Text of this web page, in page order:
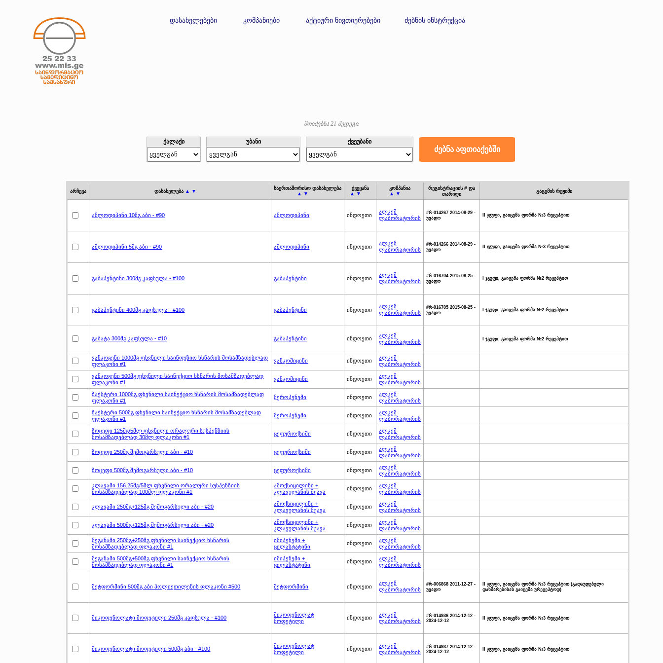
დასახელებები კომპანიები აქტიური ნივთიერებები ძებნის ინსტრუქცია
მოიძებნა 21 შედეგი.
ქალაქი უბანი ქვეუბანი
არჩევა დასახელება ▲ ▼
საერთაშორისო დასახელება
▲ ▼
ქვეყანა
▲ ▼
კომპანია
▲ ▼
რეგისტრაციის # და
თარიღი
გაცემის რეჟიმი
ამლოდიპინი 10მგ აბი - #90 ამლოდიპინი ინდოეთი
ალკემ
ლაბორატორის
#რ-014267 2014-08-29 -
უვადო
II ჯგუფი, გაიცემა ფორმა №3 რეცეპტით
ამლოდიპინი 5მგ აბი - #90 ამლოდიპინი ინდოეთი
ალკემ
ლაბორატორის
#რ-014266 2014-08-29 -
უვადო
II ჯგუფი, გაიცემა ფორმა №3 რეცეპტით
გაბაპენტინი 300მგ კაფსულა - #100 გაბაპენტინი ინდოეთი
ალკემ
ლაბორატორის
#რ-016704 2015-08-25 -
უვადო
I ჯგუფი, გაიცემა ფორმა №2 რეცეპტით
გაბაპენტინი 400მგ კაფსულა - #100 გაბაპენტინი ინდოეთი
ალკემ
ლაბორატორის
#რ-016705 2015-08-25 -
უვადო
I ჯგუფი, გაიცემა ფორმა №2 რეცეპტით
გაბატა 300მგ კაფსულა - #10 გაბაპენტინი ინდოეთი
ალკემ
ლაბორატორის
I ჯგუფი, გაიცემა ფორმა №2 რეცეპტით
ვანკოგენი 1000მგ ფხვნილი საინფუზიო ხსნარის მოსამზადებლად
ფლაკონი #1
ვანკომიცინი ინდოეთი
ალკემ
ლაბორატორის
ვანკოგენი 500მგ ფხვნილი საინექციო ხსნარის მოსამზადებლად
ფლაკონი #1
ვანკომიცინი ინდოეთი
ალკემ
ლაბორატორის
ზაქსტერი 1000მგ ფხვნილი საინექციო ხსნარის მოსამზადებლად
ფლაკონი #1
მეროპენემი ინდოეთი
ალკემ
ლაბორატორის
ზაქსტერი 500მგ ფხვნილი საინექციო ხსნარის მოსამზადებლად
ფლაკონი #1
მეროპენემი ინდოეთი
ალკემ
ლაბორატორის
ზოცეფი 125მგ/5მლ ფხვნილი ორალური სუსპენზიის
მოსამზადებლად 30მლ ფლაკონი #1
ცეფუროქსიმი ინდოეთი
ალკემ
ლაბორატორის
ზოცეფი 250მგ შემოგარსული აბი - #10 ცეფუროქსიმი ინდოეთი
ალკემ
ლაბორატორის
ზოცეფი 500მგ შემოგარსული აბი - #10 ცეფუროქსიმი ინდოეთი
ალკემ
ლაბორატორის
კლავამი 156.25მგ/5მლ ფხვნილი ორალური სუსპენზიის
მოსამზადებლად 100მლ ფლაკონი #1
ამოქსიცილინი +
კლავულანის მჟავა
ინდოეთი
ალკემ
ლაბორატორის
კლავამი 250მგ+125მგ შემოგარსული აბი - #20
ამოქსიცილინი +
კლავულანის მჟავა
ინდოეთი
ალკემ
ლაბორატორის
კლავამი 500მგ+125მგ შემოგარსული აბი - #20
ამოქსიცილინი +
კლავულანის მჟავა
ინდოეთი
ალკემ
ლაბორატორის
მეგანამი 250მგ+250მგ ფხვნილი საინექციო ხსნარის
მოსამზადებლად ფლაკონი #1
იმიპენემი +
ცილასტატინი
ინდოეთი
ალკემ
ლაბორატორის
მეგანამი 500მგ+500მგ ფხვნილი საინექციო ხსნარის
მოსამზადებლად ფლაკონი #1
იმიპენემი +
ცილასტატინი
ინდოეთი
ალკემ
ლაბორატორის
მეტფორმინი 500მგ აბი პოლიეთილენის ფლაკონი #500 მეტფორმინი ინდოეთი
ალკემ
ლაბორატორის
#რ-006868 2011-12-27 -
უვადო
II ჯგუფი, გაიცემა ფორმა №3 რეცეპტით (გადაუდებელი
დახმარებისას გაიცემა ურეცეპტოდ)
მიკოფენოლატი მოფეტილი 250მგ კაფსულა - #100
მიკოფენოლატ
მოფეტილი
ინდოეთი
ალკემ
ლაბორატორის
#რ-014936 2014-12-12 -
2024-12-12
II ჯგუფი, გაიცემა ფორმა №3 რეცეპტით
მიკოფენოლატი მოფეტილი 500მგ აბი - #100
მიკოფენოლატ
მოფეტილი
ინდოეთი
ალკემ
ლაბორატორის
#რ-014937 2014-12-12 -
2024-12-12
II ჯგუფი, გაიცემა ფორმა №3 რეცეპტით